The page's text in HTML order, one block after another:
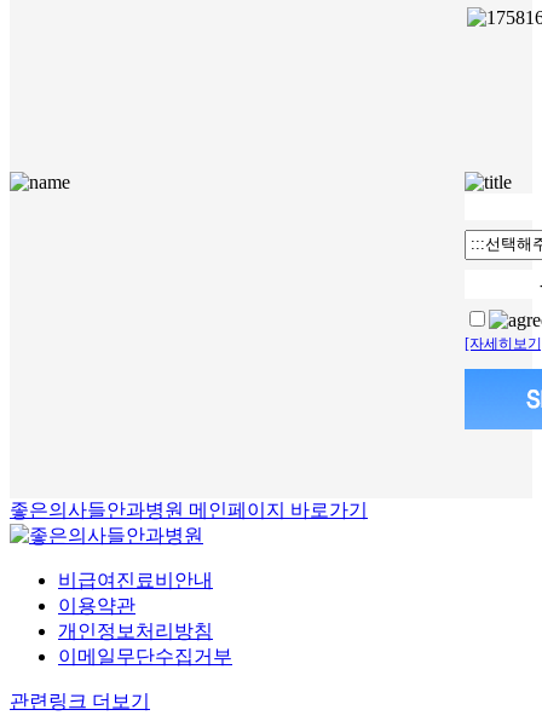
[자세히보
좋은의사들안과병원 메인페이지 바로가기
비급여진료비안내
이용약관
개인정보처리방침
이메일무단수집거부
관련링크 더보기